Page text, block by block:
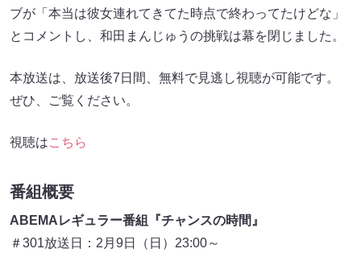
ブが「本当は彼女連れてきてた時点で終わってたけどな」
とコメントし、和田まんじゅうの挑戦は幕を閉じました。
本放送は、放送後7日間、無料で見逃し視聴が可能です。
ぜひ、ご覧ください。
視聴はこちら
番組概要
ABEMAレギュラー番組『チャンスの時間』
＃301放送日：2月9日（日）23:00～